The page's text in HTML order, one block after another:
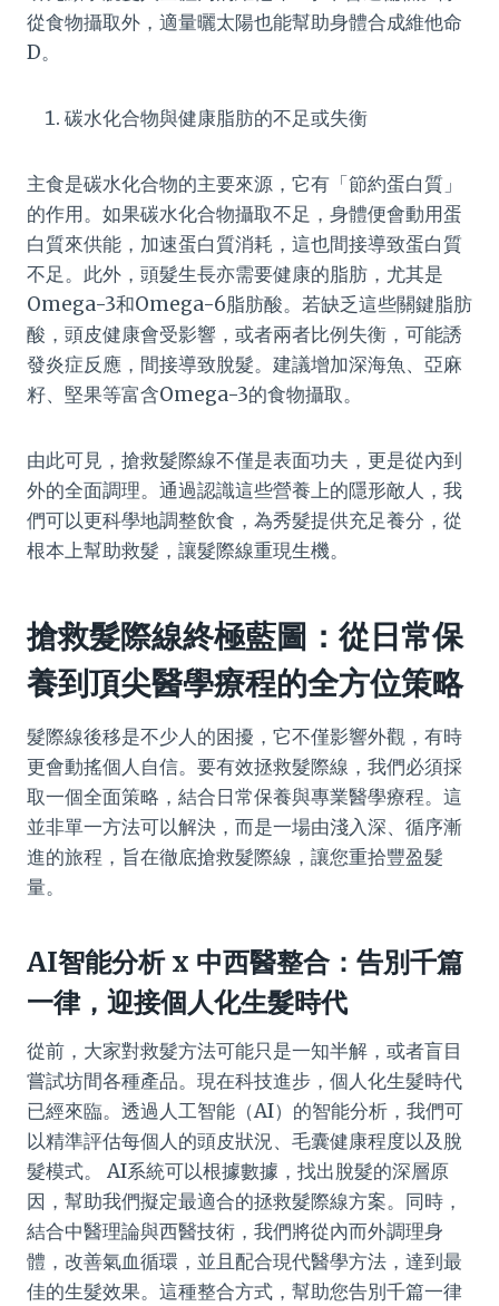
從食物攝取外，適量曬太陽也能幫助身體合成維他命
D。
碳水化合物與健康脂肪的不足或失衡
主食是碳水化合物的主要來源，它有「節約蛋白質」
的作用。如果碳水化合物攝取不足，身體便會動用蛋
白質來供能，加速蛋白質消耗，這也間接導致蛋白質
不足。此外，頭髮生長亦需要健康的脂肪，尤其是
Omega-3和Omega-6脂肪酸。若缺乏這些關鍵脂肪
酸，頭皮健康會受影響，或者兩者比例失衡，可能誘
發炎症反應，間接導致脫髮。建議增加深海魚、亞麻
籽、堅果等富含Omega-3的食物攝取。
由此可見，搶救髮際線不僅是表面功夫，更是從內到
外的全面調理。通過認識這些營養上的隱形敵人，我
們可以更科學地調整飲食，為秀髮提供充足養分，從
根本上幫助救髮，讓髮際線重現生機。
搶救髮際線終極藍圖：從日常保
養到頂尖醫學療程的全方位策略
髮際線後移是不少人的困擾，它不僅影響外觀，有時
更會動搖個人自信。要有效拯救髮際線，我們必須採
取一個全面策略，結合日常保養與專業醫學療程。這
並非單一方法可以解決，而是一場由淺入深、循序漸
進的旅程，旨在徹底搶救髮際線，讓您重拾豐盈髮
量。
AI智能分析 x 中西醫整合：告別千篇
一律，迎接個人化生髮時代
從前，大家對救髮方法可能只是一知半解，或者盲目
嘗試坊間各種產品。現在科技進步，個人化生髮時代
已經來臨。透過人工智能（AI）的智能分析，我們可
以精準評估每個人的頭皮狀況、毛囊健康程度以及脫
髮模式。 AI系統可以根據數據，找出脫髮的深層原
因，幫助我們擬定最適合的拯救髮際線方案。同時，
結合中醫理論與西醫技術，我們將從內而外調理身
體，改善氣血循環，並且配合現代醫學方法，達到最
佳的生髮效果。這種整合方式，幫助您告別千篇一律